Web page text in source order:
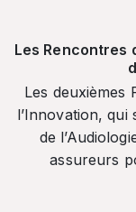
Les Rencontres
Les deuxièmes
l’Innovation, qui
de
assureurs